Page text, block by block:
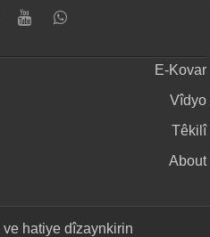
E-Kovar
Vîdyo
Têkilî
About
ve hatiye dîzaynkirin